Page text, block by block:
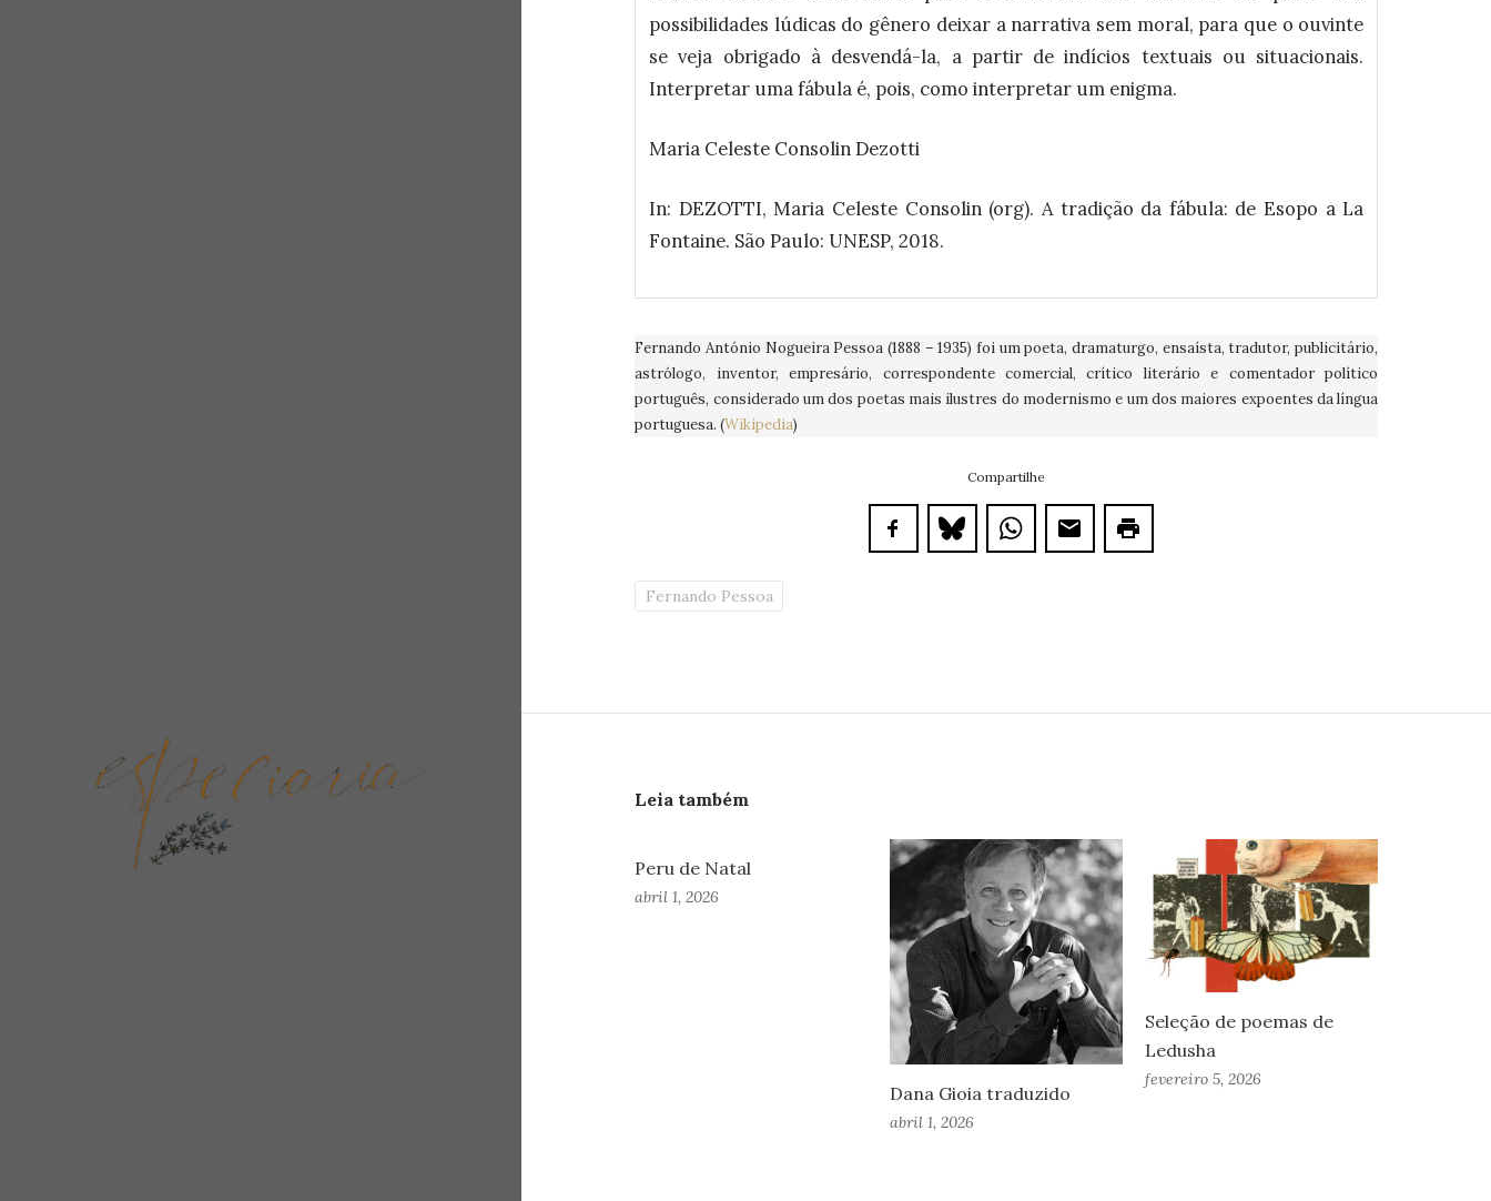
possibilidades lúdicas do gênero deixar a narrativa sem moral, para que o ouvinte
se veja obrigado à desvendá-la, a partir de indícios textuais ou situacionais.
Interpretar uma fábula é, pois, como interpretar um enigma.
Maria Celeste Consolin Dezotti
In: DEZOTTI, Maria Celeste Consolin (org). A tradição da fábula: de Esopo a La
Fontaine. São Paulo: UNESP, 2018.
Fernando António Nogueira Pessoa (1888 – 1935) foi um poeta, dramaturgo, ensaísta, tradutor, publicitário,
astrólogo, inventor, empresário, correspondente comercial, crítico literário e comentador político
português, considerado um dos poetas mais ilustres do modernismo e um dos maiores expoentes da língua
portuguesa. (Wikipedia)
Compartilhe
Fernando Pessoa
Leia também
Peru de Natal
abril 1, 2026
Dana Gioia traduzido
abril 1, 2026
Seleção de poemas de
Ledusha
fevereiro 5, 2026